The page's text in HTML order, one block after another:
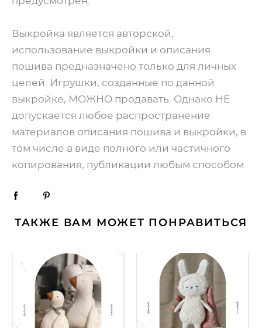
Выкройка является авторской,
использование выкройки и описания
пошива предназначено только для личных
целей. Игрушки, созданные по данной
выкройке, МОЖНО продавать. Однако НЕ
допускается любое распространение
материалов описания пошива и выкройки, в
том числе в виде полного или частичного
копирования, публикации любым способом
ТАКЖЕ ВАМ МОЖЕТ ПОНРАВИТЬСЯ